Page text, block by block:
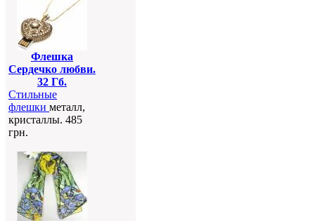
Флешка
Сердечко любви.
32 Гб.
Стильные
флешки металл,
кристаллы. 485
грн.